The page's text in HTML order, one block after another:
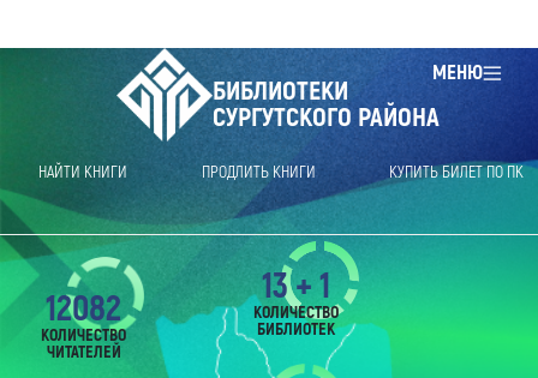
МЕНЮ
БИБЛИОТЕКИ
СУРГУТСКОГО РАЙОНА
НАЙТИ КНИГИ ПРОДЛИТЬ КНИГИ КУПИТЬ БИЛЕТ ПО ПК
12082
КОЛИЧЕСТВО
ЧИТАТЕЛЕЙ
13 + 1
КОЛИЧЕСТВО
БИБЛИОТЕК